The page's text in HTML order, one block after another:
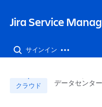
Jira Service
サインイン
クラウド データセンター